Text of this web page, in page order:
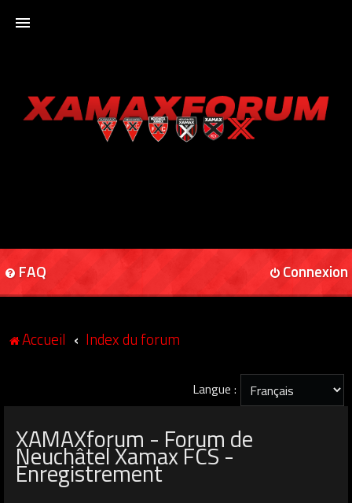
XAMAXFORUM
FAQ Connexion
Accueil Index du forum
Langue :
XAMAXforum - Forum de
Neuchâtel Xamax FCS -
Enregistrement